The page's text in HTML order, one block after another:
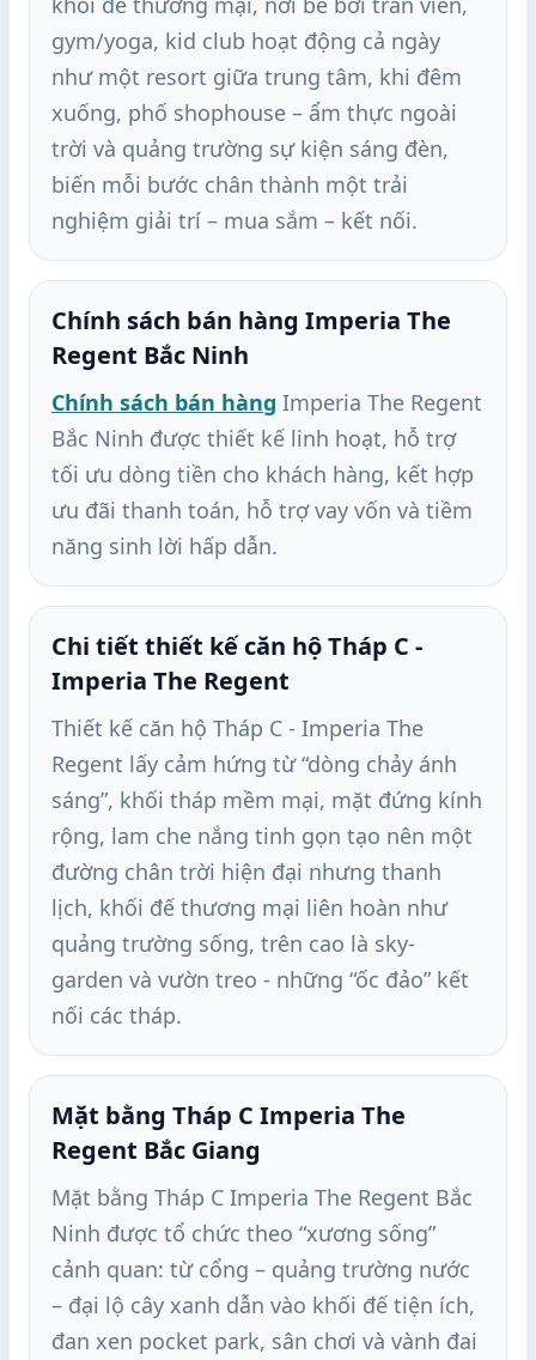
gym/yoga, kid club hoạt động cả ngày
như một resort giữa trung tâm, khi đêm
xuống, phố shophouse – ẩm thực ngoài
trời và quảng trường sự kiện sáng đèn,
biến mỗi bước chân thành một trải
nghiệm giải trí – mua sắm – kết nối.
Chính sách bán hàng Imperia The
Regent Bắc Ninh
Chính sách bán hàng Imperia The Regent
Bắc Ninh được thiết kế linh hoạt, hỗ trợ
tối ưu dòng tiền cho khách hàng, kết hợp
ưu đãi thanh toán, hỗ trợ vay vốn và tiềm
năng sinh lời hấp dẫn.
Chi tiết thiết kế căn hộ Tháp C -
Imperia The Regent
Thiết kế căn hộ Tháp C - Imperia The
Regent lấy cảm hứng từ “dòng chảy ánh
sáng”, khối tháp mềm mại, mặt đứng kính
rộng, lam che nắng tinh gọn tạo nên một
đường chân trời hiện đại nhưng thanh
lịch, khối đế thương mại liên hoàn như
quảng trường sống, trên cao là sky-
garden và vườn treo - những “ốc đảo” kết
nối các tháp.
Mặt bằng Tháp C Imperia The
Regent Bắc Giang
Mặt bằng Tháp C Imperia The Regent Bắc
Ninh được tổ chức theo “xương sống”
cảnh quan: từ cổng – quảng trường nước
– đại lộ cây xanh dẫn vào khối đế tiện ích,
đan xen pocket park, sân chơi và vành đai